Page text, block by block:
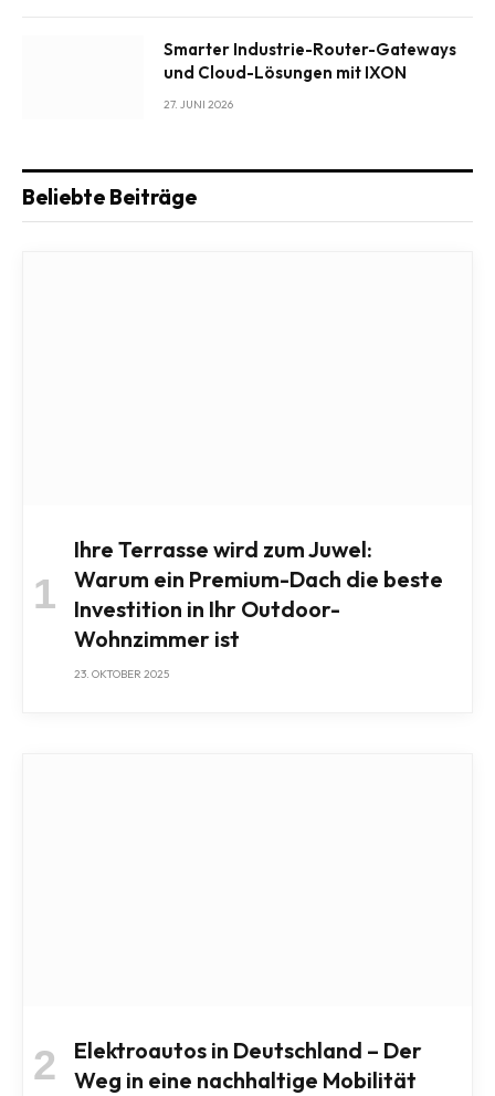
Smarter Industrie-Router-Gateways
und Cloud-Lösungen mit IXON
27. JUNI 2026
Beliebte Beiträge
Ihre Terrasse wird zum Juwel:
Warum ein Premium-Dach die beste
Investition in Ihr Outdoor-
Wohnzimmer ist
23. OKTOBER 2025
Elektroautos in Deutschland – Der
Weg in eine nachhaltige Mobilität